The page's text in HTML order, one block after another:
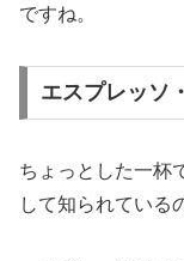
ですね。
エスプレッソ
ちょっとした一杯
して知られている